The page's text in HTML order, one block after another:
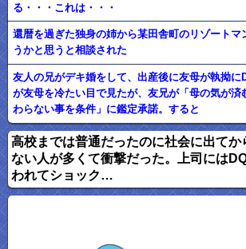
る・・・これは・・・
還暦を過ぎた独身の姉から某田舎町のリゾートマ
うかと思うと相談された
友人の兄がデキ婚をして、出産後に友母が執拗に
が友母を冷たい目で見たが、友兄が「母の気が済
わらない事を条件」に鑑定承諾。すると
高校までは普通だったのに社会に出てか
ない人が多くて衝撃だった。上司には
われてショック…